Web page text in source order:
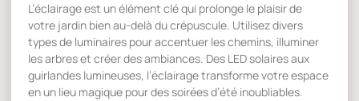
L’éclairage est un élément clé qui prolonge le plaisir de
votre jardin bien au-delà du crépuscule. Utilisez divers
types de luminaires pour accentuer les chemins, illuminer
les arbres et créer des ambiances. Des LED solaires aux
guirlandes lumineuses, l’éclairage transforme votre espace
en un lieu magique pour des soirées d’été inoubliables.